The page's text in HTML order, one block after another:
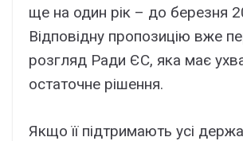
ще на один рік – до березня
Відповідну пропозицію вже
розгляд Ради ЄС, яка має
остаточне рішення.
Якщо її підтримають усі